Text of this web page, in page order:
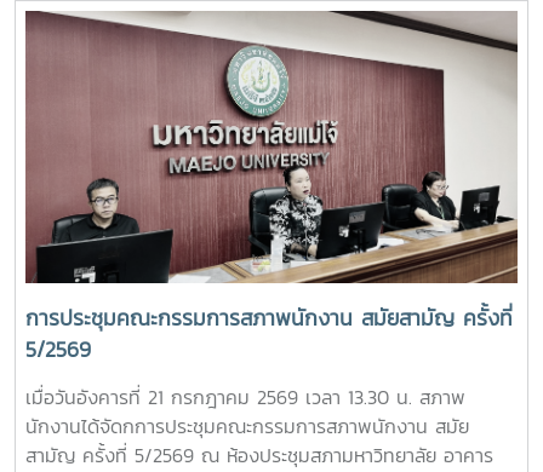
ทิศทางการดำเนินงานของ ปอมท. และแลกเปลี่ยนความคิดเห็นใน
ประเด็นสำคัญด้านการอุดมศึกษา การประชุมครั้งนี้ได้ติดตาม
ความก้าวหน้าการเตรียมจัดประชุมวิชาการ ปอมท. ประจำปี 2569
การจัดทำวารสารวิชาการ ปอมท. (JCUFST) การยกร่างข้อบังคับ
สมาคม ปอมท. ตลอดจนโครงการเสวนา Dinner Talk ร่วมกับ
อาจารย์ดีเด่นแห่งชาติ เพื่อส่งเสริมการแลกเปลี่ยนองค์ความรู้และ
การพัฒนาวิชาชีพอาจารย์ในระดับประเทศนอกจากนี้ ที่ประชุมยัง
ได้พิจารณาความก้าวหน้าการคัดเลือกอาจารย์ดีเด่นแห่งชาติ
ประจำปี พ.ศ. 2569 พร้อมกำหนดแนวทางและกรอบการดำเนิน
งานในรอบสัมภาษณ์ รวมถึงพิจารณาแนวปฏิบัติในการคัดเลือก
เพื่อให้กระบวนการดำเนินงานมีความโปร่งใส เป็นธรรม และมี
มาตรฐานยิ่งขึ้นอีกหนึ่งประเด็นสำคัญ คือ การกำหนดเจ้าภาพ
การประชุม ปอมท. ตลอดปี 2569 และปี 2570 รวมทั้งการ
พิจารณารับ สถาบันพระบรมราชชนก เข้าเป็นสมาชิกใหม่ของ
ปอมท. ซึ่งสะท้อนถึงการขยายเครือข่ายความร่วมมือด้านการ
อุดมศึกษาของประเทศอย่างต่อเนื่องภายหลังการประชุม สมาชิก
การประชุมคณะกรรมการสภาพนักงาน สมัยสามัญ ครั้งที่
5/2569
เมื่อวันอังคารที่ 21 กรกฎาคม 2569 เวลา 13.30 น. สภาพ
นักงานได้จัดกการประชุมคณะกรรมการสภาพนักงาน สมัย
สามัญ ครั้งที่ 5/2569 ณ ห้องประชุมสภามหาวิทยาลัย อาคาร